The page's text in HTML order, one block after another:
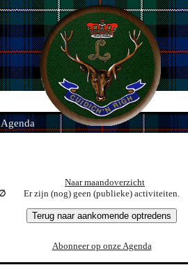
Agenda
Naar maandoverzicht
Er zijn (nog) geen (publieke) activiteiten.
Terug naar aankomende optredens
Abonneer op onze Agenda